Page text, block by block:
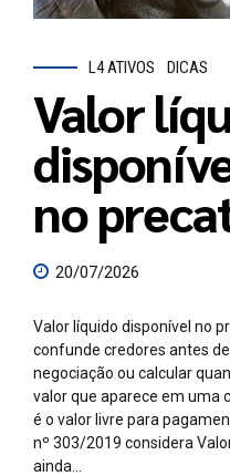
L4 ATIVOS DICAS
Valor
no
20/07/2026
Valor líquido disponível no
confunde credores antes
negociação ou calcular
valor que aparece em uma
é o valor livre para
nº 303/2019 considera
ainda...